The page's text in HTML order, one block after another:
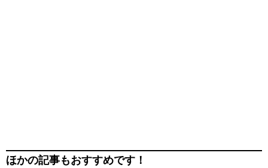
ほかの記事もおすすめです！